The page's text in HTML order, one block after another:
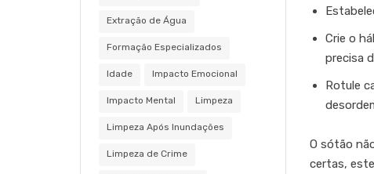
Crie o
precisa
Rotule
O sótão
certas,
Extração de Água
Formação Especializados
Idade Impacto Emocional
Impacto Mental Limpeza
Limpeza Após Inundações
Limpeza de Crime